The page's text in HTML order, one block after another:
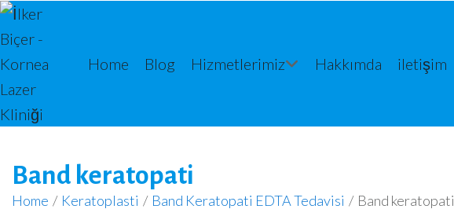
Home Blog Hizmetlerimiz Hakkımda iletişim
Band keratopati
Home / Keratoplasti / Band Keratopati EDTA Tedavisi / Band keratopati